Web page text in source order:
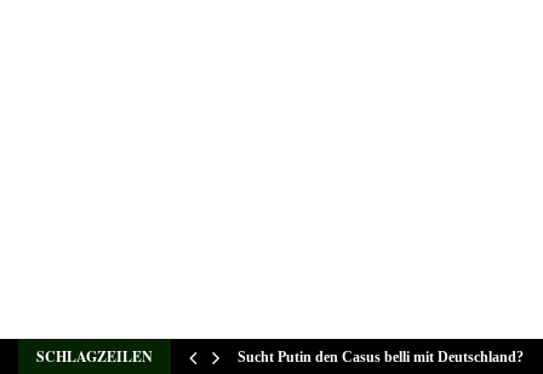
SCHLAGZEILEN Sucht Putin den Casus belli mit Deutschland?